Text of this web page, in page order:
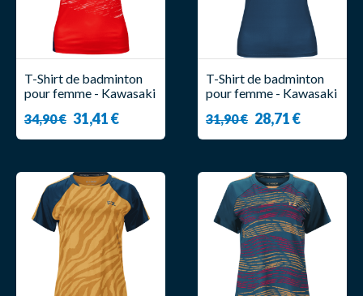
T-Shirt de badminton
pour femme - Kawasaki
34,90 € 31,41 €
T-Shirt de badminton
pour femme - Kawasaki
31,90 € 28,71 €